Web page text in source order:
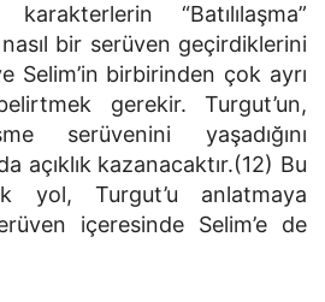
“Batılılaşma”
bir serüven geçirdiklerini
Selim’in birbirinden çok ayrı
gerekir. Turgut’un,
serüvenini yaşadığını
açıklık kazanacaktır.(12) Bu
yol, Turgut’u anlatmaya
içeresinde Selim’e de